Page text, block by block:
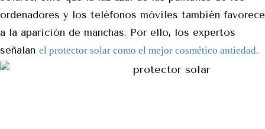
ordenadores y los teléfonos móviles también favorece
a la aparición de manchas. Por ello, los expertos
señalan el protector solar como el mejor cosmético antiedad.